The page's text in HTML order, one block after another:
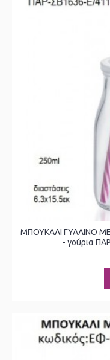
ΜΠΟΥΚΑΛΙ ΓΥΑΛΙΝΟ ΜΕ
- γούρια